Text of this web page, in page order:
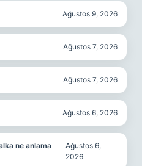
Ağustos 9, 2026
Ağustos 7, 2026
Ağustos 7, 2026
Ağustos 6, 2026
ne anlama
Ağustos 6,
2026